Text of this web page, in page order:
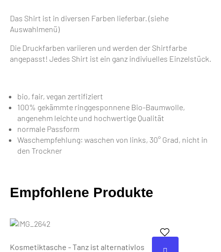
Das Shirt ist in diversen Farben lieferbar. (siehe
Auswahlmenü)
Die Druckfarben variieren und werden der Shirtfarbe
angepasst! Jedes Shirt ist ein ganz indiviuelles Einzelstück.
bio, fair, vegan zertifiziert
100% gekämmte ringgesponnene Bio-Baumwolle,
angenehm leichte und hochwertige Qualität
normale Passform
Waschempfehlung: waschen von links, 30° Grad, nicht in
den Trockner
Empfohlene Produkte
Kosmetiktasche - Tanz ist alternativlos